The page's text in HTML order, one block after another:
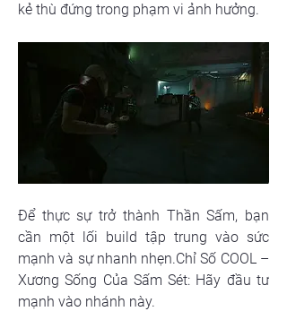
kẻ thù đứng trong phạm vi ảnh hưởng.
Để thực sự trở thành Thần Sấm, bạn
cần một lối build tập trung vào sức
mạnh và sự nhanh nhẹn.Chỉ Số COOL –
Xương Sống Của Sấm Sét: Hãy đầu tư
mạnh vào nhánh này.